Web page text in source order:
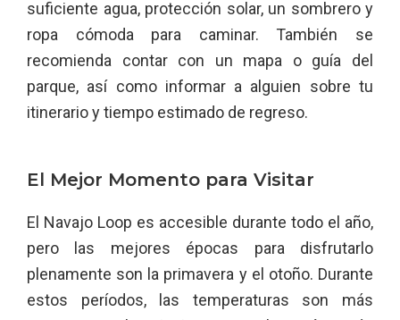
suficiente agua, protección solar, un sombrero y
ropa cómoda para caminar. También se
recomienda contar con un mapa o guía del
parque, así como informar a alguien sobre tu
itinerario y tiempo estimado de regreso.
El Mejor Momento para Visitar
El Navajo Loop es accesible durante todo el año,
pero las mejores épocas para disfrutarlo
plenamente son la primavera y el otoño. Durante
estos períodos, las temperaturas son más